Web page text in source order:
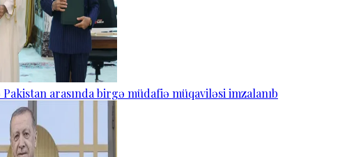
arasında birgə müdafiə müqaviləsi imzalanıb